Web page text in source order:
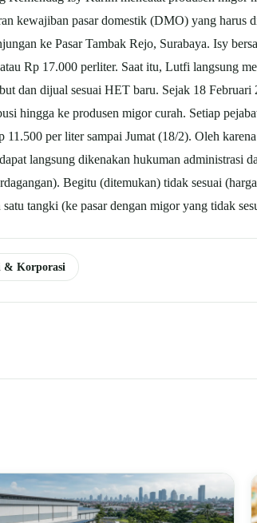
kewajiban pasar domestik (DMO) yang harus
ke Pasar Tambak Rejo, Surabaya. Isy
Rp 17.000 perliter. Saat itu, Lutfi langsung
dan dijual sesuai HET baru. Sejak 18
hingga ke produsen migor curah. Setiap
per liter sampai Jumat (18/2). Oleh
langsung dikenakan hukuman administrasi
Begitu (ditemukan) tidak sesuai
tangki (ke pasar dengan migor yang tidak
& Korporasi